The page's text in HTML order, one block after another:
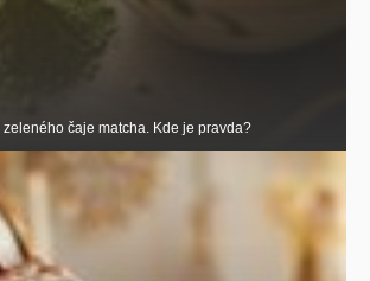
zeleného čaje matcha. Kde je pravda?